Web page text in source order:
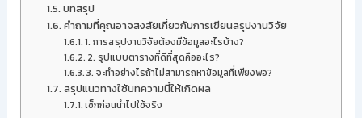
บทสรุป
คำถามที่คุณอาจสงสัยเกี่ยวกับการเขียนสรุปงานวิจัย
1. การสรุปงานวิจัยต้องมีข้อมูลอะไรบ้าง?
2. รูปแบบตารางที่ดีที่สุดคืออะไร?
3. จะทำอย่างไรถ้าไม่สามารถหาข้อมูลที่เพียงพอ?
สรุปแนวทางใช้บทความนี้ให้เกิดผล
เช็กก่อนนำไปใช้จริง